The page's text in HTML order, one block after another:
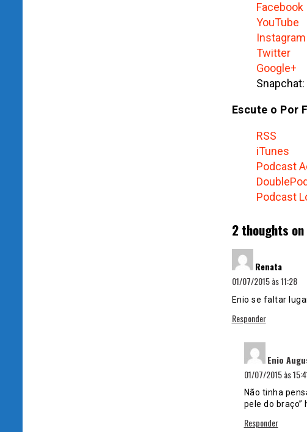
Facebook
YouTube
Instagram
Twitter
Google+
Escute o Por
RSS
iTunes
Podcast
DoublePod
Podcast
2 thoughts on
Renata
01/07/2015 às 11:28
Enio se faltar
Responder
Enio
01/07/2015 às
Não tinha
pele do braço”
Responder